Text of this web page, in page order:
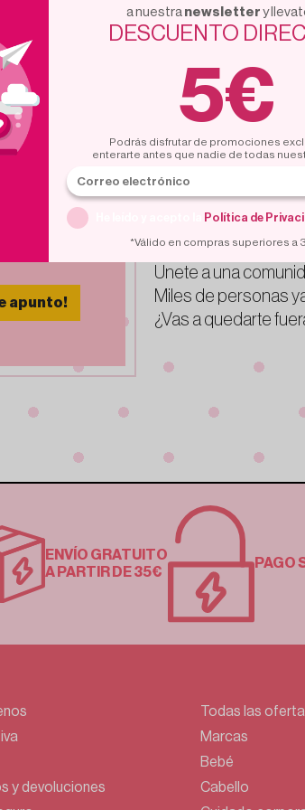
suscripciones
productos
apunto!
Unete a una
Miles de personas
¿Vas a quedarte
ENVÍO GRATUITO
A PARTIR DE 35€
PAGO
y devoluciones
Todas las
Marcas
Bebé
Cabello
a nuestra newsletter y
DESCUENTO
5€
Podrás disfrutar de promociones
enterarte antes que nadie de todas
Política de
*Válido en compras superiores a